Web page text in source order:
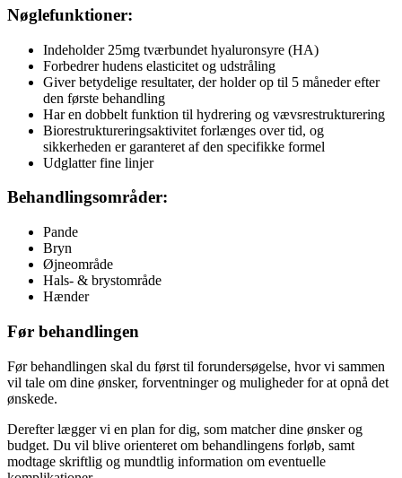
Nøglefunktioner:
Indeholder 25mg tværbundet hyaluronsyre (HA)
Forbedrer hudens elasticitet og udstråling
Giver betydelige resultater, der holder op til 5 måneder efter
den første behandling
Har en dobbelt funktion til hydrering og vævsrestrukturering
Biorestruktureringsaktivitet forlænges over tid, og
sikkerheden er garanteret af den specifikke formel
Udglatter fine linjer
Behandlingsområder:
Pande
Bryn
Øjneområde
Hals- & brystområde
Hænder
Før behandlingen
Før behandlingen skal du først til forundersøgelse, hvor vi sammen
vil tale om dine ønsker, forventninger og muligheder for at opnå det
ønskede.
Derefter lægger vi en plan for dig, som matcher dine ønsker og
budget. Du vil blive orienteret om behandlingens forløb, samt
modtage skriftlig og mundtlig information om eventuelle